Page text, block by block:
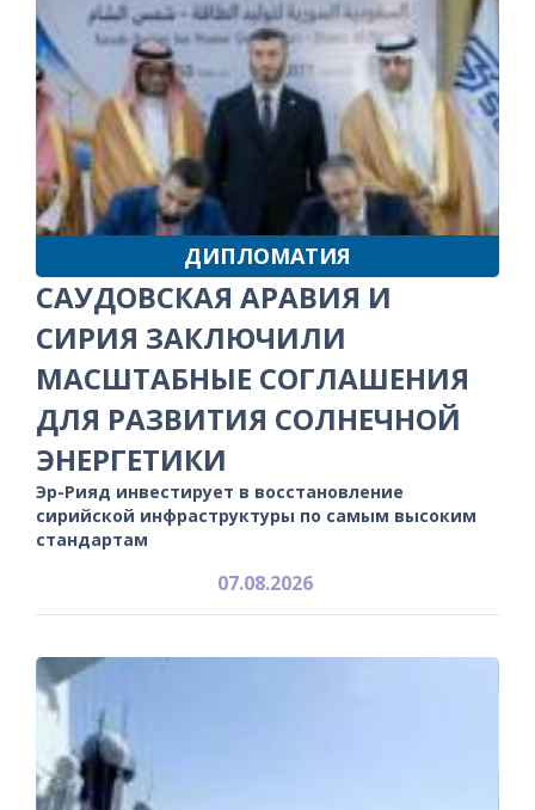
ДИПЛОМАТИЯ
САУДОВСКАЯ АРАВИЯ И
СИРИЯ ЗАКЛЮЧИЛИ
МАСШТАБНЫЕ СОГЛАШЕНИЯ
ДЛЯ РАЗВИТИЯ СОЛНЕЧНОЙ
ЭНЕРГЕТИКИ
Эр-Рияд инвестирует в восстановление
сирийской инфраструктуры по самым высоким
стандартам
07.08.2026